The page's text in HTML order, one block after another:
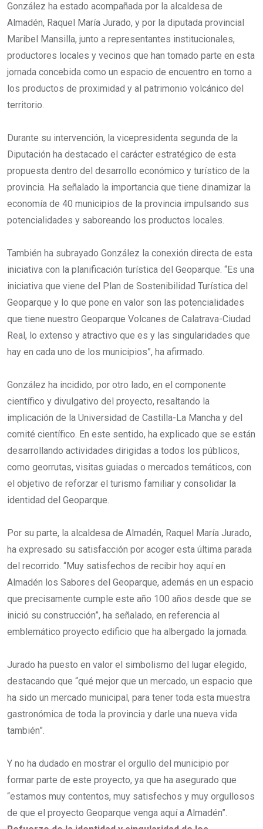
González ha estado acompañada por la alcaldesa de
Almadén, Raquel María Jurado, y por la diputada provincial
Maribel Mansilla, junto a representantes institucionales,
productores locales y vecinos que han tomado parte en esta
jornada concebida como un espacio de encuentro en torno a
los productos de proximidad y al patrimonio volcánico del
territorio.
Durante su intervención, la vicepresidenta segunda de la
Diputación ha destacado el carácter estratégico de esta
propuesta dentro del desarrollo económico y turístico de la
provincia. Ha señalado la importancia que tiene dinamizar la
economía de 40 municipios de la provincia impulsando sus
potencialidades y saboreando los productos locales.
También ha subrayado González la conexión directa de esta
iniciativa con la planificación turística del Geoparque. “Es una
iniciativa que viene del Plan de Sostenibilidad Turística del
Geoparque y lo que pone en valor son las potencialidades
que tiene nuestro Geoparque Volcanes de Calatrava-Ciudad
Real, lo extenso y atractivo que es y las singularidades que
hay en cada uno de los municipios”, ha afirmado.
González ha incidido, por otro lado, en el componente
científico y divulgativo del proyecto, resaltando la
implicación de la Universidad de Castilla-La Mancha y del
comité científico. En este sentido, ha explicado que se están
desarrollando actividades dirigidas a todos los públicos,
como georrutas, visitas guiadas o mercados temáticos, con
el objetivo de reforzar el turismo familiar y consolidar la
identidad del Geoparque.
Por su parte, la alcaldesa de Almadén, Raquel María Jurado,
ha expresado su satisfacción por acoger esta última parada
del recorrido. “Muy satisfechos de recibir hoy aquí en
Almadén los Sabores del Geoparque, además en un espacio
que precisamente cumple este año 100 años desde que se
inició su construcción”, ha señalado, en referencia al
emblemático proyecto edificio que ha albergado la jornada.
Jurado ha puesto en valor el simbolismo del lugar elegido,
destacando que “qué mejor que un mercado, un espacio que
ha sido un mercado municipal, para tener toda esta muestra
gastronómica de toda la provincia y darle una nueva vida
también”.
Y no ha dudado en mostrar el orgullo del municipio por
formar parte de este proyecto, ya que ha asegurado que
“estamos muy contentos, muy satisfechos y muy orgullosos
de que el proyecto Geoparque venga aquí a Almadén”.